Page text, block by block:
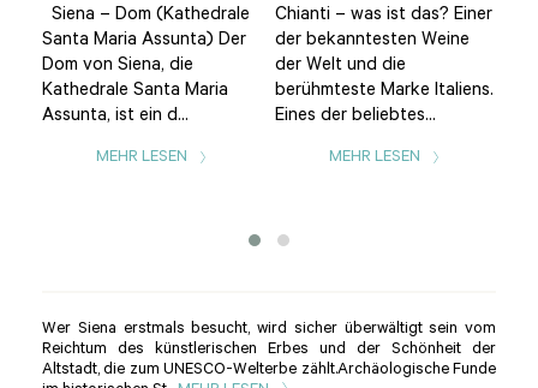
Siena – Dom (Kathedrale
Santa Maria Assunta) Der
Dom von Siena, die
Kathedrale Santa Maria
Assunta, ist ein d...
MEHR LESEN
Chianti – was ist das? Einer
der bekanntesten Weine
der Welt und die
berühmteste Marke Italiens.
Eines der beliebtes...
MEHR LESEN
Wer Siena erstmals besucht, wird sicher überwältigt sein vom
Reichtum des künstlerischen Erbes und der Schönheit der
Altstadt, die zum UNESCO-Welterbe zählt.Archäologische Funde